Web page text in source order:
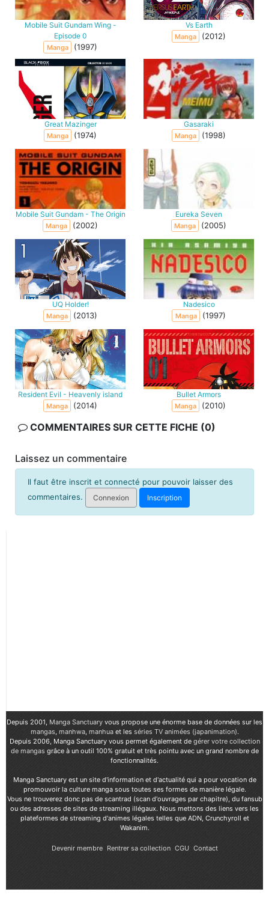
Mobile Suit Gundam Wing -
Episode 0
Manga (1997)
Vs Earth
Manga (2012)
Great Mazinger
Manga (1974)
Gasaraki
Manga (1998)
Mobile Suit Gundam - The Origin
Manga (2002)
Eureka Seven
Manga (2005)
UQ Holder!
Manga (2013)
Nadesico
Manga (1997)
Resident Evil - Heavenly island
Manga (2014)
Bullet Armors
Manga (2010)
COMMENTAIRES SUR CETTE FICHE (0)
Laissez un commentaire
Il faut être inscrit et connecté pour pouvoir laisser des
commentaires.
Connexion Inscription
Depuis 2001, Manga Sanctuary vous propose une énorme base de données sur les
mangas, manhwa, manhuaet les séries TV animées (japanimation).
Depuis 2006, Manga Sanctuary vous permet également de gérer votre collection
de mangasgrâce à un outil 100% gratuit et très pointu avec un grand nombre de
fonctionnalités.
Manga Sanctuary est un site d'information et d'actualité qui a pour vocation de
promouvoir la culture manga sous toutes ses formes de manière légale.
Vous ne trouverez donc pas de scantrad (scan d'ouvrages par chapitre), du fansub
ou des adresses de sites de streaming illégaux. Nous mettons des liens vers les
plateformes de streaming d'animes légales telles que ADN, Crunchyroll et
Wakanim.
Devenir membre Rentrer sa collection CGU Contact